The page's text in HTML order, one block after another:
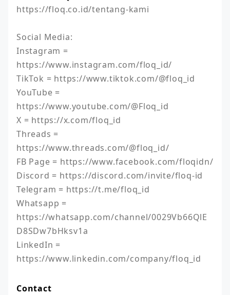
https://floq.co.id/tentang-kami
Social Media:
Instagram =
https://www.instagram.com/floq_id/
TikTok = https://www.tiktok.com/@floq_id
YouTube =
https://www.youtube.com/@Floq_id
X = https://x.com/floq_id
Threads =
https://www.threads.com/@floq_id/
FB Page = https://www.facebook.com/floqidn/
Discord = https://discord.com/invite/floq-id
Telegram = https://t.me/floq_id
Whatsapp =
https://whatsapp.com/channel/0029Vb66QlE
D8SDw7bHksv1a
LinkedIn =
https://www.linkedin.com/company/floq_id
Contact